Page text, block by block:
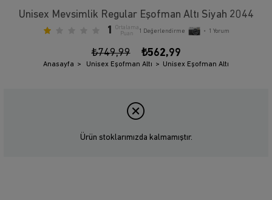
Unisex Mevsimlik Regular Eşofman Altı Siyah 2044
1
Ortalama
Puan
1 Değerlendirme • 1 Yorum
₺749,99 ₺562,99
Anasayfa Unisex Eşofman Altı Unisex Eşofman Altı
Ürün stoklarımızda kalmamıştır.